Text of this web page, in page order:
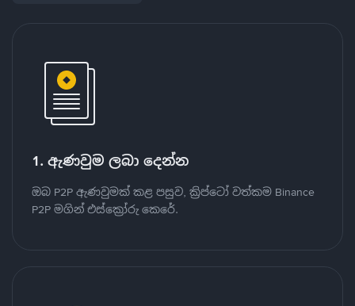
1. ඇණවුම ලබා දෙන්න
ඔබ P2P ඇණවුමක් කළ පසුව, ක්‍රිප්ටෝ වත්කම Binance
P2P මගින් එස්ක්‍රෝරු කෙරේ.